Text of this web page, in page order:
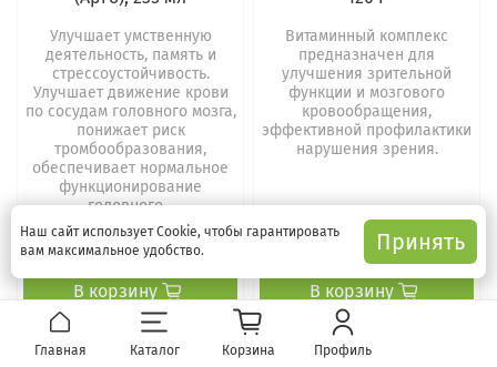
Улучшает умственную
деятельность, память и
стрессоустойчивость.
Улучшает движение крови
по сосудам головного мозга,
понижает риск
тромбообразования,
обеспечивает нормальное
функционирование
головного...
5220 руб
В корзину
Витаминный комплекс
предназначен для
улучшения зрительной
функции и мозгового
кровообращения,
эффективной профилактики
нарушения зрения.
1248 руб
В корзину
Главная Каталог Корзина Профиль
Наш сайт использует Cookie, чтобы гарантировать
вам максимальное удобство.
Принять